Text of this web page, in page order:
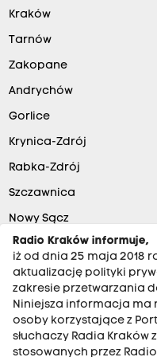
Kraków
Tarnów
Zakopane
Andrychów
Gorlice
Krynica-Zdrój
Rabka-Zdrój
Szczawnica
Nowy Sącz
Radio Kraków informuje,
iż od dnia 25 maja 2018
aktualizację polityki
zakresie przetwarzania
Niniejsza informacja ma
osoby korzystające z
słuchaczy Radia Kraków
stosowanych przez